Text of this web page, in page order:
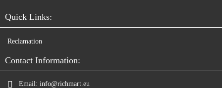
Quick Links:
Reclamation
Contact Information:
Email: info@richmart.eu